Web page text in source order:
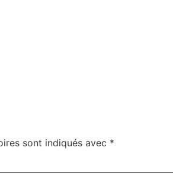
sont indiqués avec *